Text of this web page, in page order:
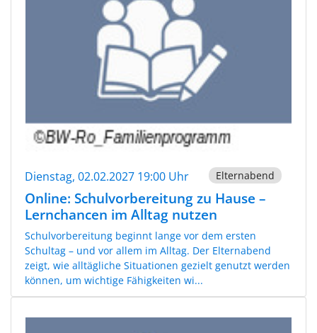
Dienstag, 02.02.2027 19:00 Uhr Elternabend
Online: Schulvorbereitung zu Hause –
Lernchancen im Alltag nutzen
Schulvorbereitung beginnt lange vor dem ersten
Schultag – und vor allem im Alltag. Der Elternabend
zeigt, wie alltägliche Situationen gezielt genutzt werden
können, um wichtige Fähigkeiten wi...